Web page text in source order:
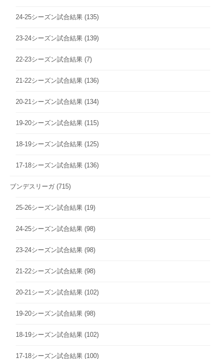
24-25シーズン試合結果 (135)
23-24シーズン試合結果 (139)
22-23シーズン試合結果 (7)
21-22シーズン試合結果 (136)
20-21シーズン試合結果 (134)
19-20シーズン試合結果 (115)
18-19シーズン試合結果 (125)
17-18シーズン試合結果 (136)
ブンデスリーガ (715)
25-26シーズン試合結果 (19)
24-25シーズン試合結果 (98)
23-24シーズン試合結果 (98)
21-22シーズン試合結果 (98)
20-21シーズン試合結果 (102)
19-20シーズン試合結果 (98)
18-19シーズン試合結果 (102)
17-18シーズン試合結果 (100)